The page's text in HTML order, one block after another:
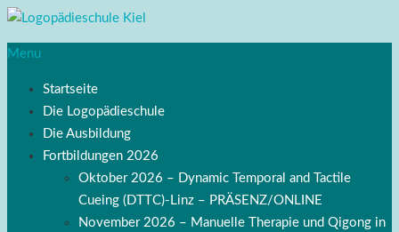
Menu
Startseite
Die Logopädieschule
Die Ausbildung
Fortbildungen 2026
Oktober 2026 – Dynamic Temporal and Tactile
Cueing (DTTC)-Linz – PRÄSENZ/ONLINE
November 2026 – Manuelle Therapie und Qigong in